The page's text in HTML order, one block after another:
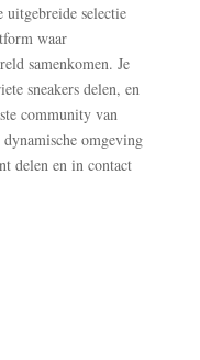
uitgebreide selectie
waar
samenkomen. Je
sneakers delen, en
community van
omgeving
delen en in contact